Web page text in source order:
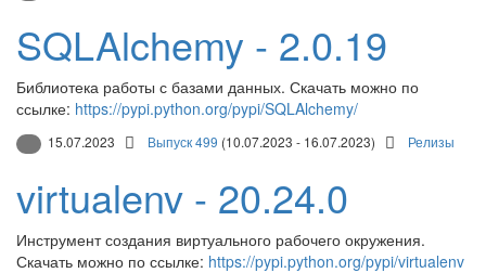
SQLAlchemy - 2.0.19
Библиотека работы с базами данных. Скачать можно по
ссылке: https://pypi.python.org/pypi/SQLAlchemy/
15.07.2023 Выпуск 499 (10.07.2023 - 16.07.2023) Релизы
virtualenv - 20.24.0
Инструмент создания виртуального рабочего окружения.
Скачать можно по ссылке: https://pypi.python.org/pypi/virtualenv